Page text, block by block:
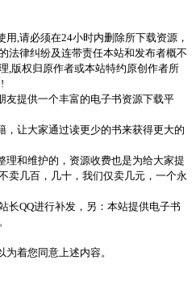
,请必须在24小时内删除所下载资源，
法律纠纷及连带责任本站和发布者概不
,版权归原作者或本站特约原创作者所
友提供一个丰富的电子书资源下载平
，让大家通过读更少的书来获得更大的
理和维护的，资源收费也是为给大家提
卖几百，几十，我们仅卖几元，一个永
长QQ进行补发，另：本站提供电子书
着您同意上述内容。